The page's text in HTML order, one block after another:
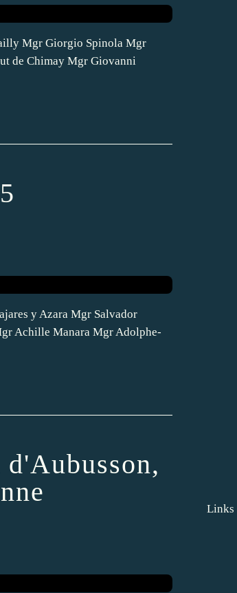
Mgr Giorgio Spinola Mgr
de Chimay Mgr Giovanni
y Azara Mgr Salvador
Achille Manara Mgr Adolphe-
Links